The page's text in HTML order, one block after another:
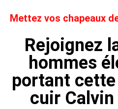
Mettez vos chapeaux
Rejoignez
hommes
portant
cuir